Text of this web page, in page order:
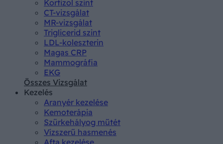
Kortizol szint
CT-vizsgálat
MR-vizsgálat
Triglicerid szint
LDL-koleszterin
Magas CRP
Mammográfia
EKG
Összes Vizsgálat
Kezelés
Aranyér kezelése
Kemoterápia
Szürkehályog műtét
Vízszerű hasmenés
Afta kezelése